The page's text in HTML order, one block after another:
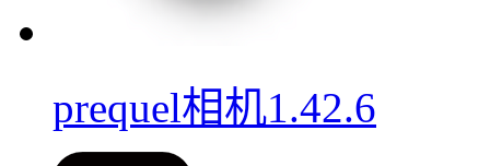
prequel相机1.42.6